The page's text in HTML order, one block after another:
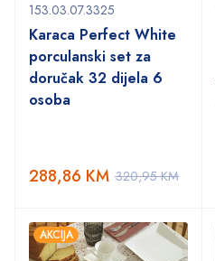
153.03.07.3325
Karaca Perfect White
porculanski set za
doručak 32 dijela 6
osoba
320,95KM
288,86 KM
AKCIJA